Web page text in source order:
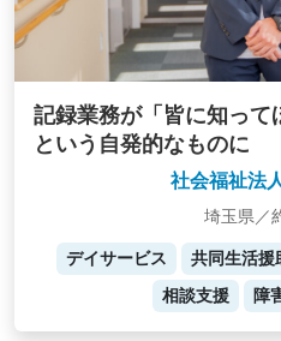
記録業務が「皆に知って
という自発的なものに
社会福祉法
埼玉県／
デイサービス 共同生活援
相談支援
障